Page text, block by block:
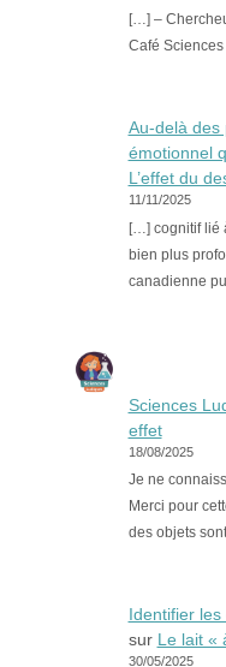
[…] –
Café
Au-delà des
émotionnel
L’effet du
11/11/2025
[…] cognitif lié
bien plus
canadienne
Sciences
effet
18/08/2025
Je ne
Merci pour
des objets
Identifier les
sur Le lait «
30/05/2025